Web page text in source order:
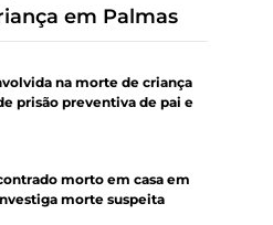
na morte de criança
prisão preventiva de pai e
morto em casa em
morte suspeita